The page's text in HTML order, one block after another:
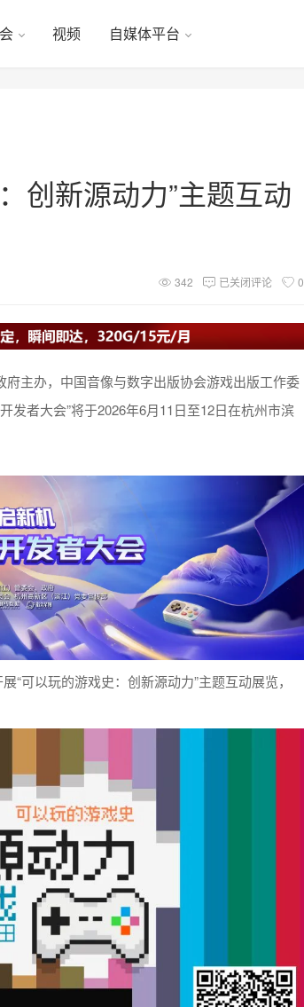
视频 自媒体平台
创新源动力”主题互动
342 已关闭评论 0
主办，中国音像与数字出版协会游戏出版工作委
发者大会”将于2026年6月11日至12日在杭州市滨
可以玩的游戏史：创新源动力”主题互动展览，